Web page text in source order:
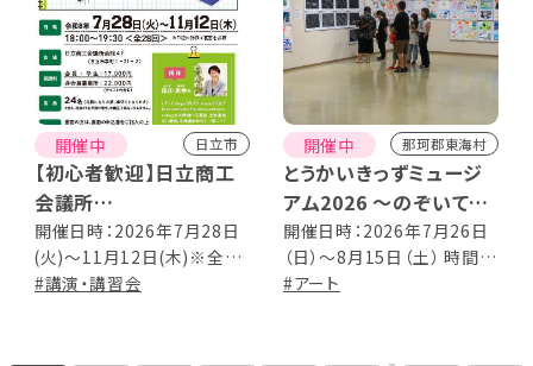
開催中 日立市
【初心者歓迎】日立商工
会議所
日商簿記3級 資格取得
講座 受講生募集
開催日時：2026年7月28日
(火)～11月12日(木)※全28
回 18:00～19:30
#講演・講習会
開催中 那珂郡東海村
とうかいきっずミュージ
アム2026 ～のぞいてみ
よう！図工の時間～
開催日時：2026年7月26日
（日）～8月15日（土） 時間：
10 : 00～19 : 00 （最終日は
#アート